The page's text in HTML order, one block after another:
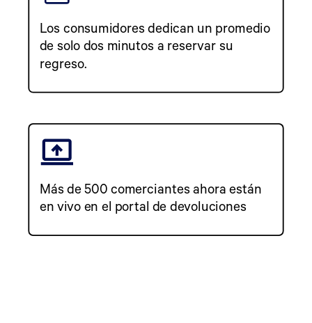
Los consumidores dedican un promedio
de solo dos minutos a reservar su
regreso.
Más de 500 comerciantes ahora están
en vivo en el portal de devoluciones